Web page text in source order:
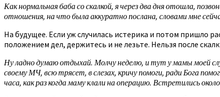
Как нормальная баба со скалкой, я через два дня отошла,
отношения, на что была аккуратно послана, словами мне
На будущее. Если уж случилась истерика и потом пришло
положением дел, держитесь и не лезьте. Нельзя после
Ну ладно думаю отдыхай. Молчу неделю, и тут у мамы моей
своему МЧ, всю трясет, в слезах, кричу помоги, ради Бога
часа, как раз когда маму клали на операцию. Встретились